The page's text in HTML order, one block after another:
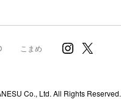
こまめ Instagram
X
Co., Ltd. All Rights Reserved.